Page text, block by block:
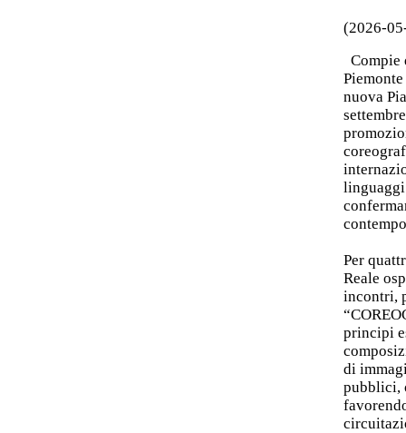
(2026-
Compie
nuova
linguaggi
Per
Reale
incontri,
principi
di
pubblici,